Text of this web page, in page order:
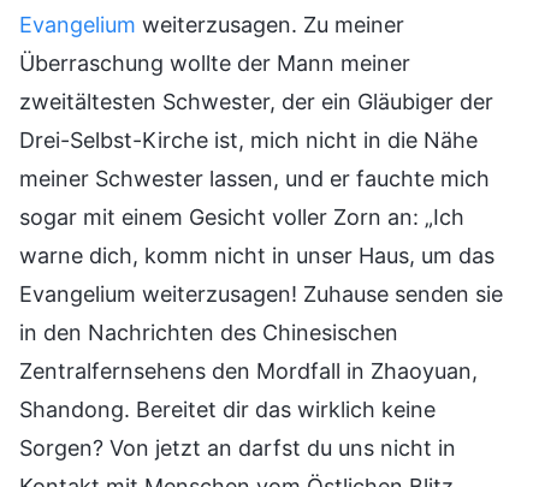
Evangelium weiterzusagen. Zu meiner
Überraschung wollte der Mann meiner
zweitältesten Schwester, der ein Gläubiger der
Drei-Selbst-Kirche ist, mich nicht in die Nähe
meiner Schwester lassen, und er fauchte mich
sogar mit einem Gesicht voller Zorn an: „Ich
warne dich, komm nicht in unser Haus, um das
Evangelium weiterzusagen! Zuhause senden sie
in den Nachrichten des Chinesischen
Zentralfernsehens den Mordfall in Zhaoyuan,
Shandong. Bereitet dir das wirklich keine
Sorgen? Von jetzt an darfst du uns nicht in